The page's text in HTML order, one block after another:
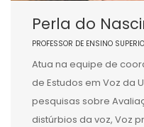
Perla do
PROFESSOR DE ENSINO
Atua na equipe de
de Estudos em Voz da
pesquisas sobre
distúrbios da voz, Voz